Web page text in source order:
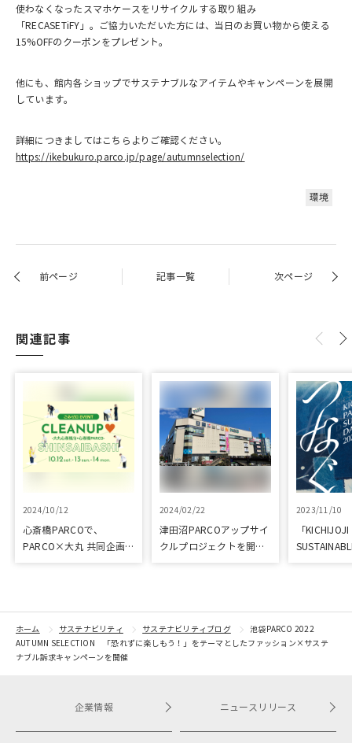
使わなくなったスマホケースをリサイクルする取り組み
「RECASETiFY」。ご協力いただいた方には、当日のお買い物から使える
15%OFFのクーポンをプレゼント。
他にも、館内各ショップでサステナブルなアイテムやキャンペーンを展開
しています。
詳細につきましてはこちらよりご確認ください。
https://ikebukuro.parco.jp/page/autumnselection/
環境
前ページ 記事一覧 次ページ
関連記事
2024/10/12
心斎橋PARCOで、
PARCO×大丸 共同企画
開催！
2024/02/22
津田沼PARCOアップサイ
クルプロジェクトを開催
2023/11/10
「
ホーム サステナビリティ サステナビリティブログ
池袋PARCO 2022
AUTUMN SELECTION 「恐れずに楽しもう！」をテーマとしたファッション×サステ
ナブル訴求キャンペーンを開催
企業情報 ニュースリリース